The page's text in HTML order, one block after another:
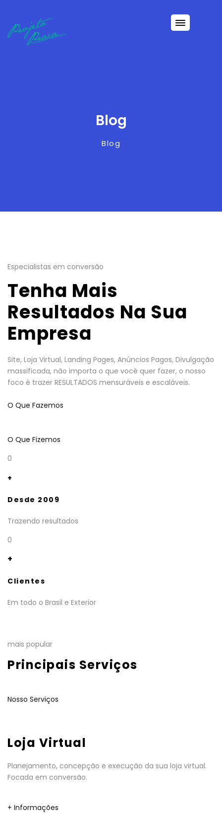
Blog
Blog
Especialistas em conversão
Tenha Mais
Resultados Na Sua
Empresa
Site, Loja Virtual, Landing Pages, Anúncios Pagos, Divulgação
massificada, não importa o que você quer fazer, o nosso
foco é trazer RESULTADOS mensuráveis e escaláveis.
O Que Fazemos
O Que Fizemos
0
+
Desde 2009
Trazendo resultados
0
+
Clientes
Em todo o Brasil e Exterior
mais popular
Principais Serviços
Nosso Serviços
Loja Virtual
Planejamento, concepção e execução da sua loja virtual.
Focada em conversão.
+ Informações